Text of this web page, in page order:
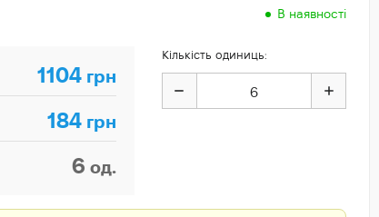
В наявності
1104 грн
184 грн
6 од.
Кількість одиниць: